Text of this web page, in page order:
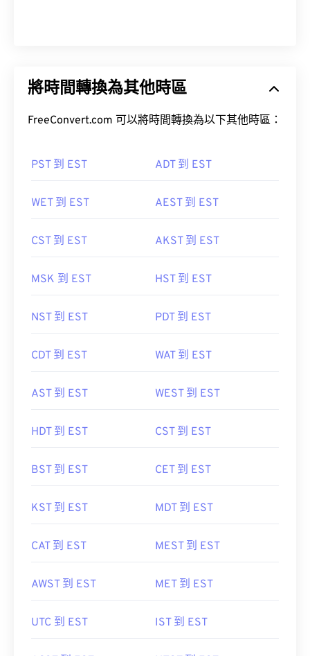
將時間轉換為其他時區
FreeConvert.com 可以將時間轉換為以下其他時區：
PST 到 EST ADT 到 EST
WET 到 EST AEST 到 EST
CST 到 EST AKST 到 EST
MSK 到 EST HST 到 EST
NST 到 EST PDT 到 EST
CDT 到 EST WAT 到 EST
AST 到 EST WEST 到 EST
HDT 到 EST CST 到 EST
BST 到 EST CET 到 EST
KST 到 EST MDT 到 EST
CAT 到 EST MEST 到 EST
AWST 到 EST MET 到 EST
UTC 到 EST IST 到 EST